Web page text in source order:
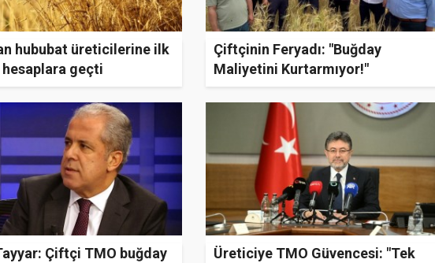
hububat üreticilerine ilk
geçti
Çiftçinin Feryadı: "Buğday
Maliyetini Kurtarmıyor!"
Çiftçi TMO buğday
Üreticiye TMO Güvencesi: "Tek